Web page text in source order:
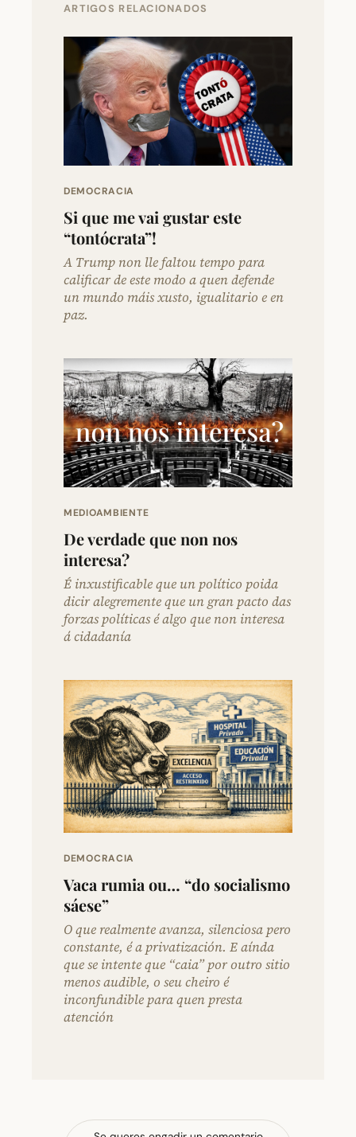
ARTIGOS RELACIONADOS
DEMOCRACIA
Si que me vai gustar este
“tontócrata”!
A Trump non lle faltou tempo para
calificar de este modo a quen defende
un mundo máis xusto, igualitario e en
paz.
MEDIOAMBIENTE
De verdade que non nos
interesa?
É inxustificable que un político poida
dicir alegremente que un gran pacto das
forzas políticas é algo que non interesa
á cidadanía
DEMOCRACIA
Vaca rumia ou… “do socialismo
sáese”
O que realmente avanza, silenciosa pero
constante, é a privatización. E aínda
que se intente que “caia” por outro sitio
menos audible, o seu cheiro é
inconfundible para quen presta
atención